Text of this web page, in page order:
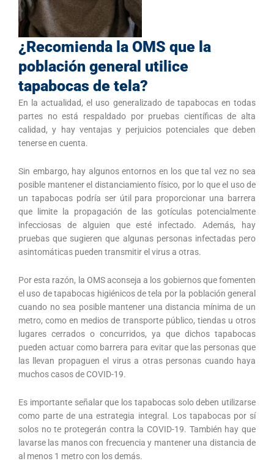
¿Recomienda la OMS que la
población general utilice
tapabocas de tela?
En la actualidad, el uso generalizado de tapabocas en todas
partes no está respaldado por pruebas científicas de alta
calidad, y hay ventajas y perjuicios potenciales que deben
tenerse en cuenta.
Sin embargo, hay algunos entornos en los que tal vez no sea
posible mantener el distanciamiento físico, por lo que el uso de
un tapabocas podría ser útil para proporcionar una barrera
que limite la propagación de las gotículas potencialmente
infecciosas de alguien que esté infectado. Además, hay
pruebas que sugieren que algunas personas infectadas pero
asintomáticas pueden transmitir el virus a otras.
Por esta razón, la OMS aconseja a los gobiernos que fomenten
el uso de tapabocas higiénicos de tela por la población general
cuando no sea posible mantener una distancia mínima de un
metro, como en medios de transporte público, tiendas u otros
lugares cerrados o concurridos, ya que dichos tapabocas
pueden actuar como barrera para evitar que las personas que
las llevan propaguen el virus a otras personas cuando haya
muchos casos de COVID-19.
Es importante señalar que los tapabocas solo deben utilizarse
como parte de una estrategia integral. Los tapabocas por sí
solos no te protegerán contra la COVID-19. También hay que
lavarse las manos con frecuencia y mantener una distancia de
al menos 1 metro con los demás.